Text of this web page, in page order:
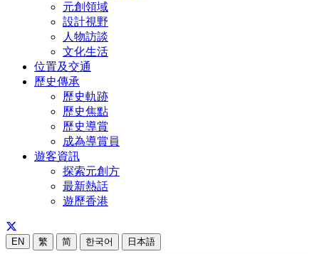
元創領域
設計視野
人物訪談
文化生活
位置及交通
歷史傳承
歷史軌跡
歷史焦點
歷史導賞
成為導賞員
遊客資訊
探索元創方
最新熱話
遊歷香港
EN 繁 简 한국어 日本語